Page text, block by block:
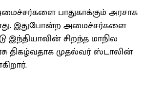
பாதுகாக்கும் அரசாக
இதுபோன்ற அமைச்சர்களை
சிறந்த மாநில
திகழ்வதாக முதல்வர் ஸ்டாலின்